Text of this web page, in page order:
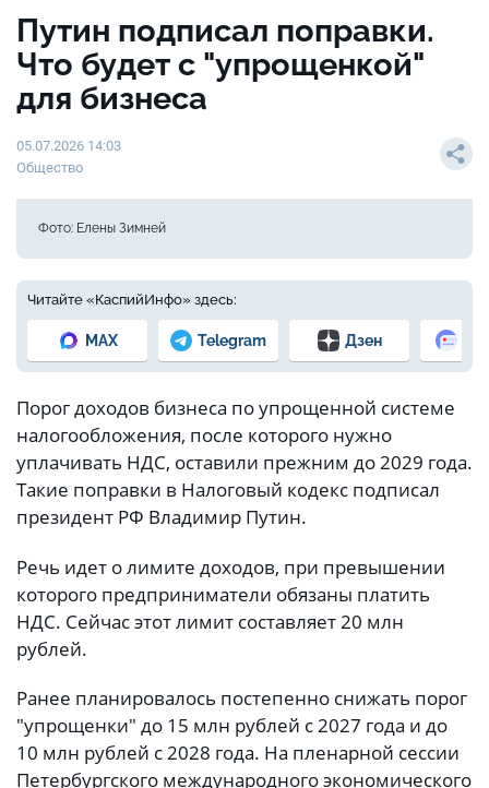
Путин подписал поправки.
Что будет с "упрощенкой"
для бизнеса
05.07.2026 14:03
Общество
Фото: Елены Зимней
Читайте «КаспийИнфо» здесь:
MAX Telegram Дзен
Порог доходов бизнеса по упрощенной системе
налогообложения, после которого нужно
уплачивать НДС, оставили прежним до 2029 года.
Такие поправки в Налоговый кодекс подписал
президент РФ Владимир Путин.
Речь идет о лимите доходов, при превышении
которого предприниматели обязаны платить
НДС. Сейчас этот лимит составляет 20 млн
рублей.
Ранее планировалось постепенно снижать порог
"упрощенки" до 15 млн рублей с 2027 года и до
10 млн рублей с 2028 года. На пленарной сессии
Петербургского международного экономического